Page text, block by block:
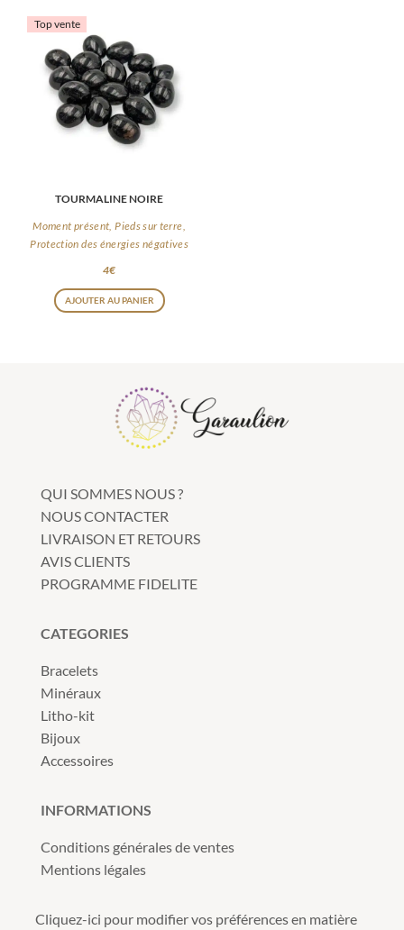
Top vente
TOURMALINE NOIRE
Moment présent, Pieds sur terre,
Protection des énergies négatives
4€
AJOUTER AU PANIER
QUI SOMMES NOUS ?
NOUS CONTACTER
LIVRAISON ET RETOURS
AVIS CLIENTS
PROGRAMME FIDELITE
CATEGORIES
Bracelets
Minéraux
Litho-kit
Bijoux
Accessoires
INFORMATIONS
Conditions générales de ventes
Mentions légales
Cliquez-ici pour modifier vos préférences en matière